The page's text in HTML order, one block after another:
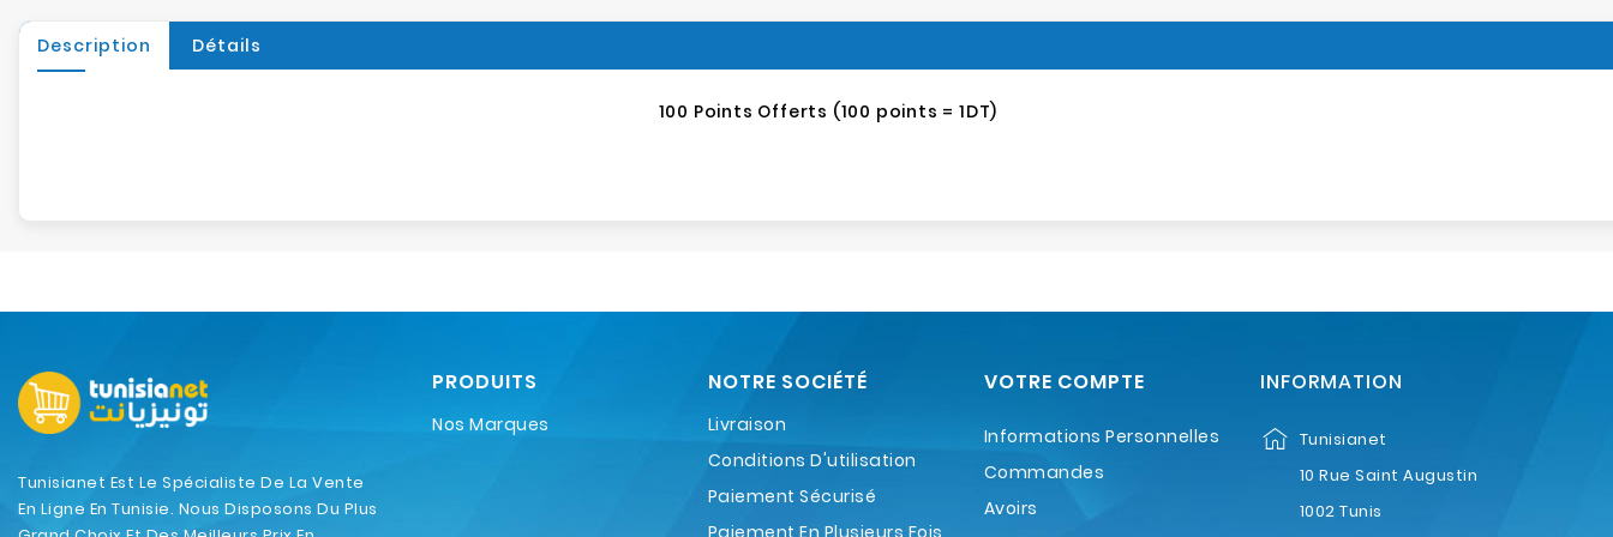
Description Détails
100 Points Offerts (100 points = 1DT)
Tunisianet Est Le Spécialiste De La Vente
En Ligne En Tunisie. Nous Disposons Du Plus
PRODUITS
Nos Marques
NOTRE SOCIÉTÉ
Livraison
Conditions D'utilisation
Paiement Sécurisé
Paiement En Plusieurs Fois
VOTRE COMPTE
Informations Personnelles
Commandes
Avoirs
INFORMATION
Tunisianet
10 Rue Saint Augustin
1002 Tunis